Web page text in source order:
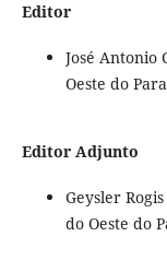
Editor
José Antonio
Oeste do
Editor Adjunto
Geysler
do Oeste do